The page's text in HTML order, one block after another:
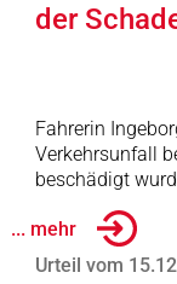
der
Fahrerin
Verkehrsunfall
beschädigt
... mehr
Urteil vom